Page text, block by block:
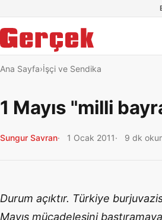
Ana Sayfa İşçi ve Sendika
1 Mayıs "milli
Sungur Savran 1 Ocak 2011 9 dk
Durum açıktır. Türkiye
Mayıs mücadelesini